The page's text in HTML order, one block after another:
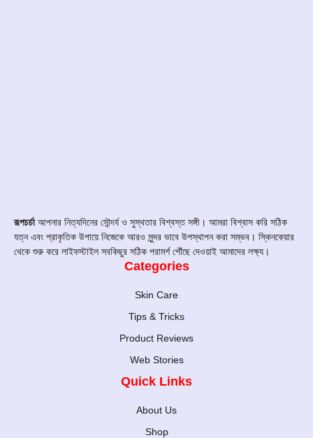
রূপচর্চাআপনার নিত্যদিনের সৌন্দর্য ও সুস্থতার বিশ্বস্ত সঙ্গী। আমরা বিশ্বাস করি সঠিক
যত্ন এবং প্রাকৃতিক উপায়ে নিজেকে আরও সুন্দর ভাবে উপস্থাপন করা সম্ভব। স্কিনকেয়ার
থেকে শুরু করে লাইফস্টাইল সবকিছুর সঠিক পরামর্শ পৌঁছে দেওয়াই আমাদের লক্ষ্য।
Categories
Skin Care
Tips & Tricks
Product Reviews
Web Stories
Quick Links
About Us
Shop